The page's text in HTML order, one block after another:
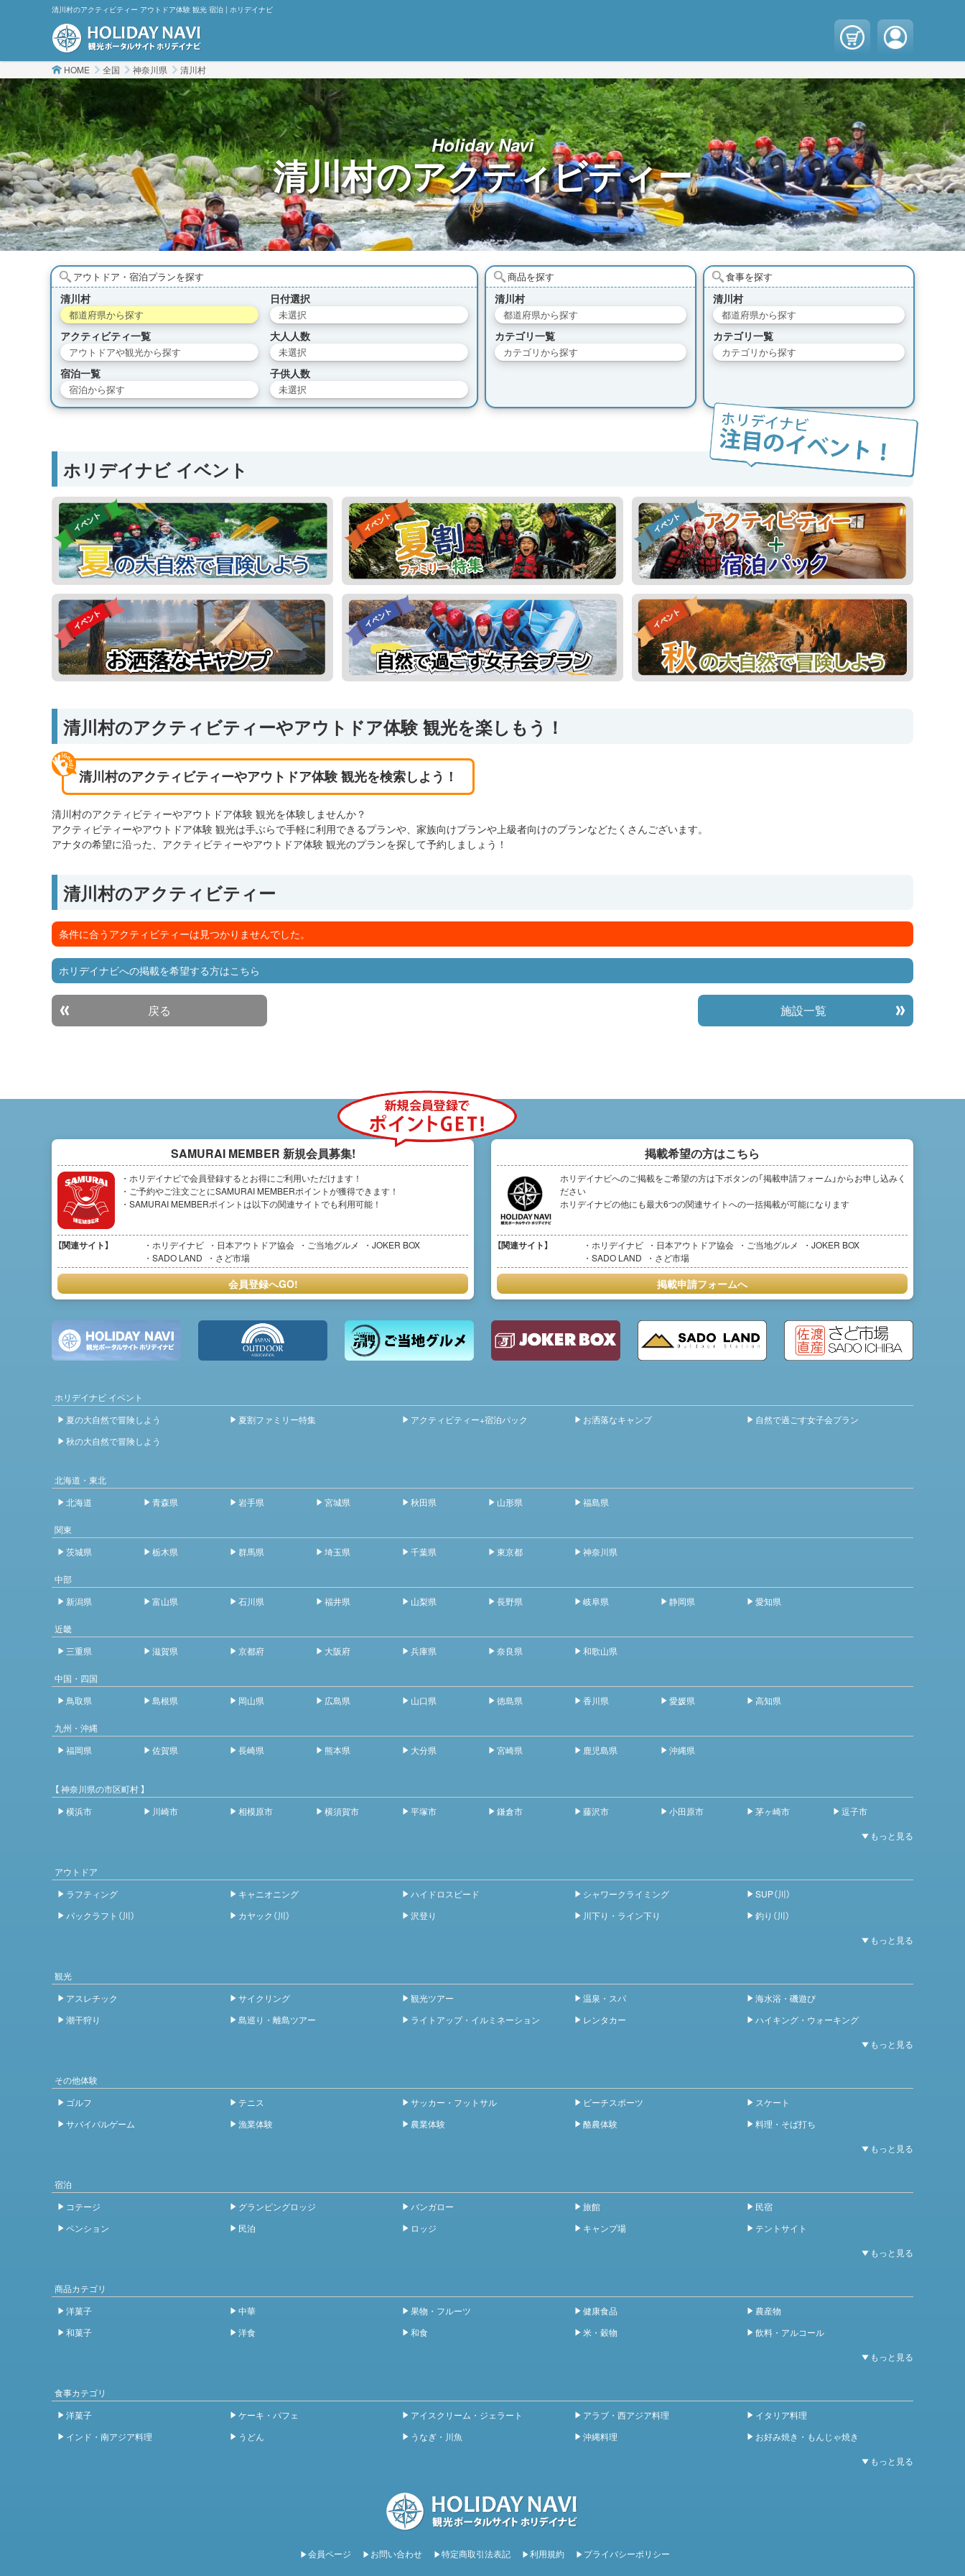
清川村のアクティビティー アウトドア体験 観光 宿泊 | ホリデイナビ
HOME 全国 神奈川県 清川村
Holiday Navi
清川村のアクティビティー
アウトドア・宿泊プランを探す
清川村
都道府県から探す
アクティビティ一覧
アウトドアや観光から探す
宿泊一覧
宿泊から探す
日付選択
未選択
大人人数
未選択
子供人数
未選択
商品を探す
清川村
都道府県から探す
カテゴリ一覧
カテゴリから探す
食事を探す
清川村
都道府県から探す
カテゴリ一覧
カテゴリから探す
ホリデイナビ イベント
清川村のアクティビティーやアウトドア体験 観光を楽しもう！
清川村のアクティビティーやアウトドア体験 観光を検索しよう！
清川村のアクティビティーやアウトドア体験 観光を体験しませんか？
アクティビティーやアウトドア体験 観光は手ぶらで手軽に利用できるプランや、家族向けプランや上級者向けのプランなどたくさんございます。
アナタの希望に沿った、アクティビティーやアウトドア体験 観光のプランを探して予約しましょう！
清川村のアクティビティー
条件に合うアクティビティーは見つかりませんでした。
ホリデイナビへの掲載を希望する方はこちら
戻る 施設一覧
SAMURAI MEMBER 新規会員募集!
・ホリデイナビで会員登録するとお得にご利用いただけます！
・ご予約やご注文ごとにSAMURAI MEMBERポイントが獲得できます！
・SAMURAI MEMBERポイントは以下の関連サイトでも利用可能！
【関連サイト】 ホリデイナビ 日本アウトドア協会 ご当地グルメ
JOKER BOX
SADO LAND
さど市場
会員登録へGO!
掲載希望の方はこちら
ホリデイナビへのご掲載をご希望の方は下ボタンの「掲載申請フォーム」からお申し込みく
ださい
ホリデイナビの他にも最大6つの関連サイトへの一括掲載が可能になります
【関連サイト】 ホリデイナビ 日本アウトドア協会 ご当地グルメ
JOKER BOX
SADO LAND
さど市場
掲載申請フォームへ
ホリデイナビ イベント
夏の大自然で冒険しよう
夏割ファミリー特集 アクティビティー+宿泊パック お洒落なキャンプ
自然で過ごす女子会プラン
秋の大自然で冒険しよう
北海道・東北
北海道
青森県 岩手県 宮城県 秋田県 山形県 福島県
関東
茨城県
栃木県 群馬県 埼玉県 千葉県 東京都 神奈川県
中部
新潟県
富山県 石川県 福井県 山梨県 長野県 岐阜県 静岡県 愛知県
近畿
三重県
滋賀県 京都府 大阪府 兵庫県 奈良県 和歌山県
中国・四国
鳥取県
島根県 岡山県 広島県 山口県 徳島県 香川県 愛媛県 高知県
九州・沖縄
福岡県
佐賀県 長崎県 熊本県 大分県 宮崎県 鹿児島県 沖縄県
【 神奈川県の市区町村 】
横浜市
川崎市 相模原市 横須賀市 平塚市 鎌倉市 藤沢市 小田原市 茅ヶ崎市 逗子市
アウトドア
ラフティング
キャニオニング ハイドロスピード シャワークライミング
SUP（川）
パックラフト（川）
カヤック（川） 沢登り 川下り・ライン下り 釣り（川）
観光
アスレチック
サイクリング 観光ツアー 温泉・スパ
海水浴・磯遊び
潮干狩り
島巡り・離島ツアー ライトアップ・イルミネーション レンタカー ハイキング・ウォーキング
その他体験
ゴルフ
テニス サッカー・フットサル ビーチスポーツ
スケート
サバイバルゲーム
漁業体験 農業体験 酪農体験 料理・そば打ち
宿泊
コテージ
グランピングロッジ バンガロー 旅館
民宿
ペンション
民泊 ロッジ キャンプ場 テントサイト
商品カテゴリ
洋菓子
中華 果物・フルーツ 健康食品
農産物
和菓子
洋食 和食 米・穀物 飲料・アルコール
食事カテゴリ
洋菓子
ケーキ・パフェ アイスクリーム・ジェラート アラブ・西アジア料理
イタリア料理
インド・南アジア料理
うどん うなぎ・川魚 沖縄料理 お好み焼き・もんじゃ焼き
会員ページ お問い合わせ 特定商取引法表記 利用規約 プライバシーポリシー